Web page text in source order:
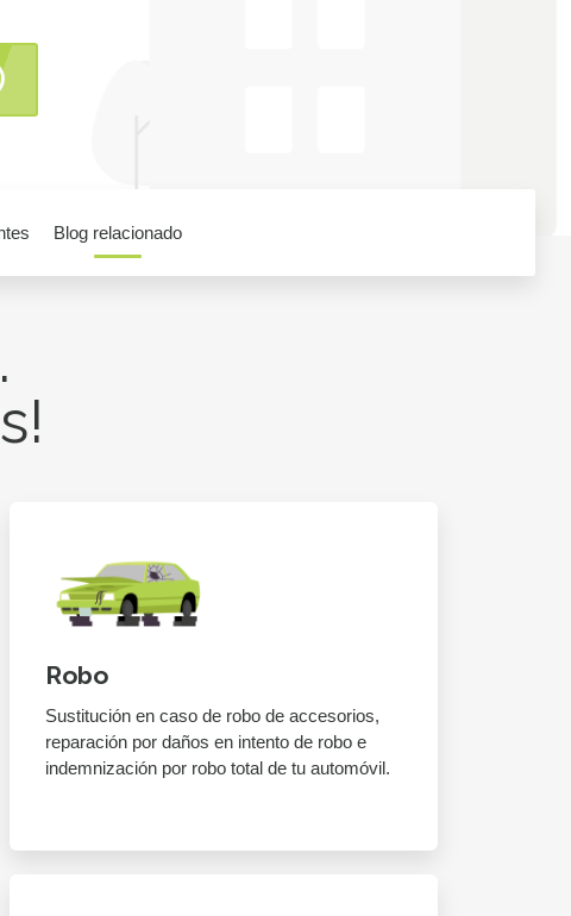
Blog relacionado
.
Robo
Sustitución en caso de robo de accesorios,
reparación por daños en intento de robo e
indemnización por robo total de tu automóvil.